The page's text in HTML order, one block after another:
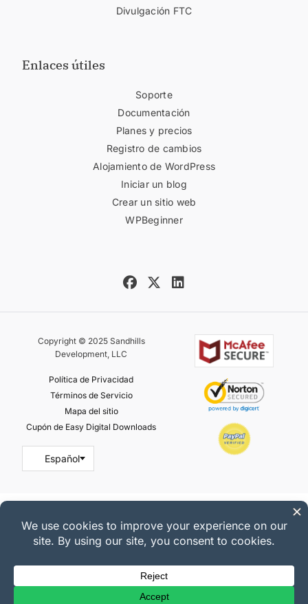
Divulgación FTC
Enlaces útiles
Soporte
Documentación
Planes y precios
Registro de cambios
Alojamiento de WordPress
Iniciar un blog
Crear un sitio web
WPBeginner
Copyright © 2025 Sandhills
Development, LLC
Política de Privacidad
Términos de Servicio
Mapa del sitio
Cupón de Easy Digital Downloads